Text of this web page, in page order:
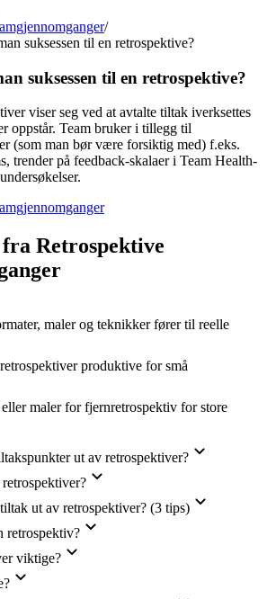
/
suksessen til en retrospektive?
suksessen til en retrospektive?
viser seg ved at avtalte tiltak iverksettes
oppstår. Team bruker i tillegg til
(som man bør være forsiktig med) f.eks.
trender på feedback-skalaer i Team Health-
Retrospektive
maler og teknikker fører til reelle
produktive for små
maler for fjernretrospektiv for store
ut av retrospektiver?
ut av retrospektiver? (3 tips)
retrospektiv?
viktige?